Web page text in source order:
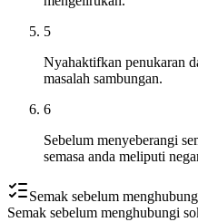
5
Nyahaktifkan penukaran
masalah sambungan.
6
Sebelum menyeberangi
semasa anda meliputi
Semak sebelum
Semak sebelum menghubungi